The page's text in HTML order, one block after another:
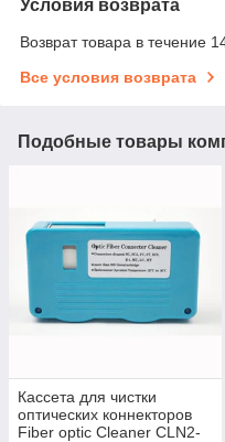
Условия возврата
Возврат товара в течение
Все условия возврата
Подобные товары
Кассета для чистки
оптических коннекторов
Fiber optic Cleaner CLN2-